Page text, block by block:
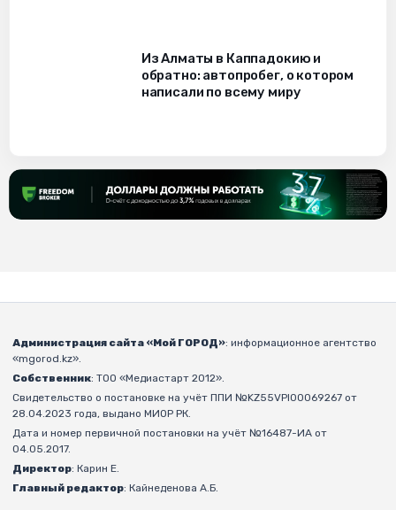
Из Алматы в Каппадокию и
обратно: автопробег, о котором
написали по всему миру
Администрация сайта «Мой ГОРОД»: информационное агентство
«mgorod.kz».
Собственник: ТОО «Медиастарт 2012».
Свидетельство о постановке на учёт ППИ №KZ55VPI00069267 от
28.04.2023 года, выдано МИОР РК.
Дата и номер первичной постановки на учёт №16487-ИА от
04.05.2017.
Директор: Карин Е.
Главный редактор: Кайнеденова А.Б.